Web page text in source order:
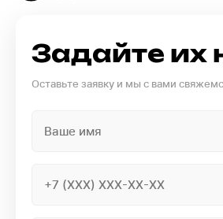
Задайте их
Оставьте заявку и мы с вами